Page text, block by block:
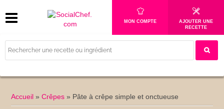
MON COMPTE
AJOUTER UNE
RECETTE
Accueil »Crêpes » Pâte à crêpe simple et onctueuse